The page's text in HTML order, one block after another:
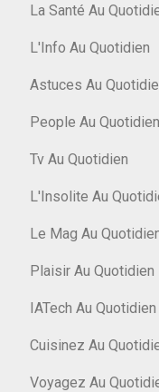
La Santé Au
L'Info Au Quotidien
Astuces Au
People Au Quotidien
Tv Au Quotidien
L'Insolite Au
Le Mag Au
Plaisir Au Quotidien
IATech Au Quotidien
Cuisinez Au
Voyagez Au